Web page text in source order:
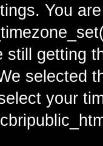
You
still getting
selected
select